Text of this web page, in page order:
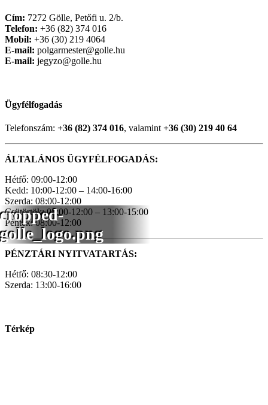
cropped-
golle_logo.png
Cím: 7272 Gölle, Petőfi u. 2/b.
Telefon: +36 (82) 374 016
Mobil: +36 (30) 219 4064
E-mail: polgarmester@golle.hu
E-mail: jegyzo@golle.hu
Ügyfélfogadás
Telefonszám: +36 (82) 374 016, valamint +36 (30) 219 40 64
ÁLTALÁNOS ÜGYFÉLFOGADÁS:
Hétfő: 09:00-12:00
Kedd: 10:00-12:00 – 14:00-16:00
Szerda: 08:00-12:00
Csütörtök: 08:00-12:00 – 13:00-15:00
Péntek: 08:00-12:00
PÉNZTÁRI NYITVATARTÁS:
Hétfő: 08:30-12:00
Szerda: 13:00-16:00
Térkép